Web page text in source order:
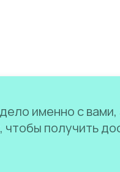
именно с вами,
получить